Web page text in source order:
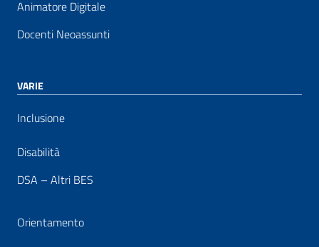
Animatore Digitale
Docenti Neoassunti
VARIE
Inclusione
Disabilità
DSA – Altri BES
Orientamento